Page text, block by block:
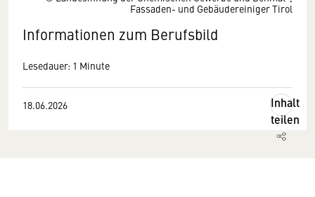
Fassaden- und Gebäudereiniger Tirol
Informationen zum Berufsbild
Lesedauer: 1 Minute
18.06.2026
Inhalt
teilen